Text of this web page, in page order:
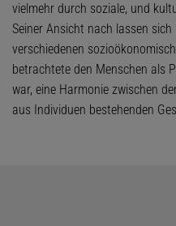
vielmehr durch soziale, und
Seiner Ansicht nach lassen
verschiedenen
betrachtete den Menschen als
war, eine Harmonie zwischen
aus Individuen bestehenden